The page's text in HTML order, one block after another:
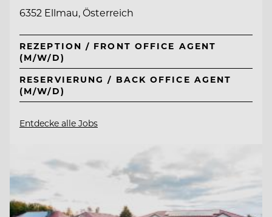
6352 Ellmau, Österreich
REZEPTION / FRONT OFFICE AGENT
(M/W/D)
RESERVIERUNG / BACK OFFICE AGENT
(M/W/D)
Entdecke alle Jobs